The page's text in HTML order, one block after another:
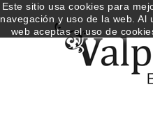
Este sitio usa cookies para
navegación y uso de la web. Al
web aceptas el uso de